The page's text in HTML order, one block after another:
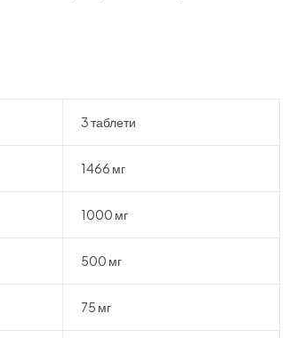
3 таблети
1466 мг
1000 мг
500 мг
75 мг